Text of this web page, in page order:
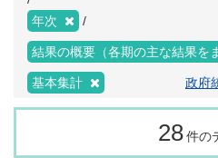
年次
結果の概要（各期の主な結果を
基本集計 政府
28 件の